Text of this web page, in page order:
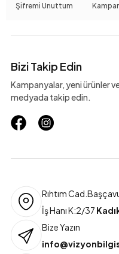
Şifremi Unuttum
Bizi Takip Edin
Kampanyalar, yeni ürünler
medyada takip edin.
Rıhtım
İş Hanı K:2/37
Bize Yazın